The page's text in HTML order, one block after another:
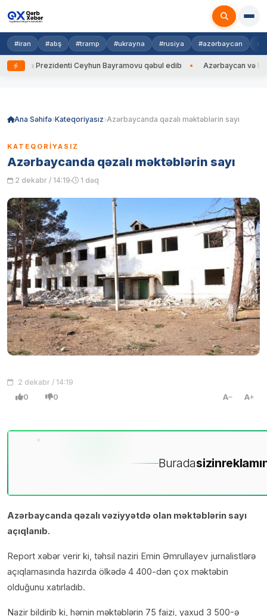
#iran #abş #tramp #ukrayna #rusiya #azərbaycan
Prezidenti Ceyhun Bayramovu qəbul edib Azərbaycan və
Ana Səhifə Kateqoriyasız Azərbaycanda qəzalı məktəblərin sayı
KATEQORIYASIZ
Azərbaycanda qəzalı məktəblərin sayı
2 dekabr / 14:19 1 dəq
2 dekabr / 14:19
0 0 A A
Buradasizin
Azərbaycanda qəzalı vəziyyətdə olan məktəblərin sayı
açıqlanıb.
Report xəbər verir ki, təhsil naziri Emin Əmrullayev jurnalistlərə
açıqlamasında hazırda ölkədə 4 400-dən çox məktəbin
olduğunu xatırladıb.
Nazir bildirib ki, həmin məktəblərin 75 faizi, yaxud 3 500-ə